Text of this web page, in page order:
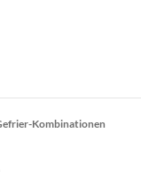
Kombinationen